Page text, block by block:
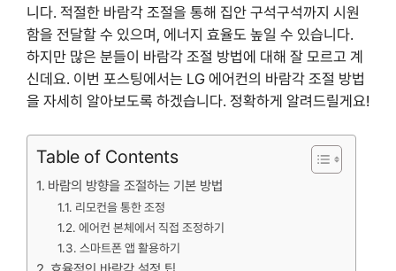
니다. 적절한 바람각 조절을 통해 집안 구석구석까지 시원
함을 전달할 수 있으며, 에너지 효율도 높일 수 있습니다.
하지만 많은 분들이 바람각 조절 방법에 대해 잘 모르고 계
신데요. 이번 포스팅에서는 LG 에어컨의 바람각 조절 방법
을 자세히 알아보도록 하겠습니다. 정확하게 알려드릴게요!
Table of Contents
바람의 방향을 조절하는 기본 방법
리모컨을 통한 조정
에어컨 본체에서 직접 조정하기
스마트폰 앱 활용하기